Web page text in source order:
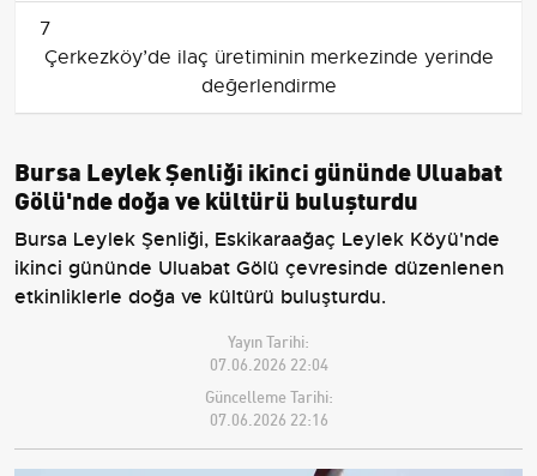
7
Çerkezköy’de ilaç üretiminin merkezinde yerinde
değerlendirme
Bursa Leylek Şenliği ikinci gününde Uluabat
Gölü'nde doğa ve kültürü buluşturdu
Bursa Leylek Şenliği, Eskikaraağaç Leylek Köyü'nde
ikinci gününde Uluabat Gölü çevresinde düzenlenen
etkinliklerle doğa ve kültürü buluşturdu.
Yayın Tarihi:
07.06.2026 22:04
Güncelleme Tarihi:
07.06.2026 22:16